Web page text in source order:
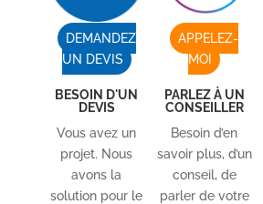
DEMANDEZ
UN DEVIS
BESOIN D'UN
DEVIS
Vous avez un
projet. Nous
avons la
solution pour le
APPELEZ-
MOI
PARLEZ À UN
CONSEILLER
Besoin d’en
savoir plus, d’un
conseil, de
parler de votre